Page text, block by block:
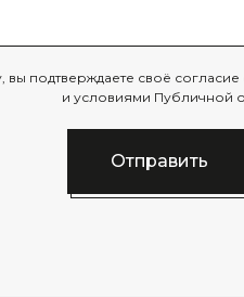
вы подтверждаете своё согласие
и условиями Публичной
Отправить